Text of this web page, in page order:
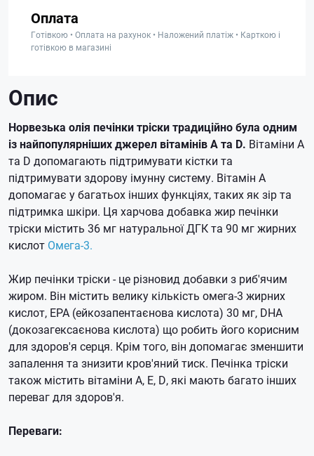
Оплата
Готівкою • Оплата на рахунок • Наложений платіж • Карткою і
готівкою в магазині
Опис
Норвезька олія печінки тріски традиційно була одним
із найпопулярніших джерел вітамінів A та D. Вітаміни A
та D допомагають підтримувати кістки та
підтримувати здорову імунну систему. Вітамін А
допомагає у багатьох інших функціях, таких як зір та
підтримка шкіри. Ця харчова добавка жир печінки
тріски містить 36 мг натуральної ДГК та 90 мг жирних
кислот Омега-3.
Жир печінки тріски - це різновид добавки з риб'ячим
жиром. Він містить велику кількість омега-3 жирних
кислот, EPA (ейкозапентаєнова кислота) 30 мг, DHA
(докозагексаєнова кислота) що робить його корисним
для здоров'я серця. Крім того, він допомагає зменшити
запалення та знизити кров'яний тиск. Печінка тріски
також містить вітаміни A, Е, D, які мають багато інших
переваг для здоров'я.
Переваги: